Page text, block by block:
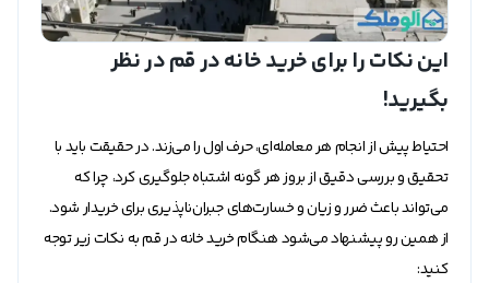
این نکات را برای خرید خانه در قم در نظر
بگیرید!
احتیاط پیش از انجام هر معامله‌ای، حرف اول را می‌زند. در حقیقت باید با
تحقیق و بررسی دقیق از بروز هر گونه اشتباه جلوگیری کرد، چرا که
می‌تواند باعث ضرر و زیان و خسارت‌های جبران‌ناپذیری برای خریدار شود.
از همین رو پیشنهاد می‌شود هنگام خرید خانه در قم به نکات زیر توجه
کنید: